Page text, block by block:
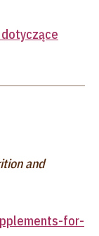
dotyczące
and
for-